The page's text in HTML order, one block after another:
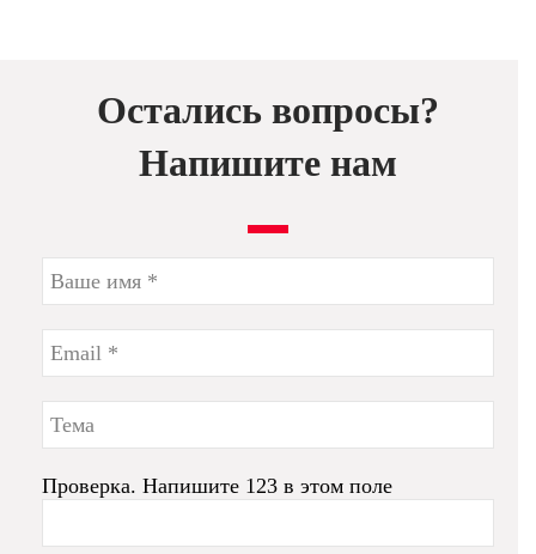
Остались вопросы?
Напишите нам
Проверка. Напишите 123 в этом поле